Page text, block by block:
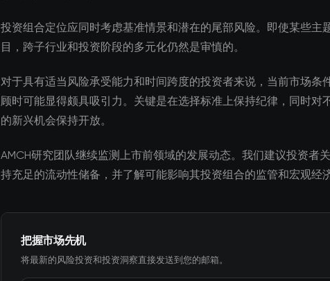
投资组合定位应同时考虑基准情景和潜在的尾部风险。即使某些主
目，跨子行业和投资阶段的多元化仍然是审慎的。
对于具有适当风险承受能力和时间跨度的投资者来说，当前市场条
顾时可能显得颇具吸引力。关键是在选择标准上保持纪律，同时对
的新兴机会保持开放。
AMCH研究团队继续监测上市前领域的发展动态。我们建议投资者
持充足的流动性储备，并了解可能影响其投资组合的监管和宏观经
把握市场先机
将最新的风险投资和投资洞察直接发送到您的邮箱。